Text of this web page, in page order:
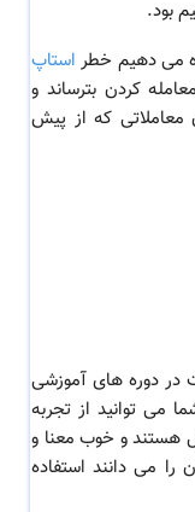
بود.
می دهیم خطراستاپ
کردن بترساند و
که از پیش
در دوره های آموزشی
می توانید از تجربه
هستند و خوب معنا و
می دانند استفاده